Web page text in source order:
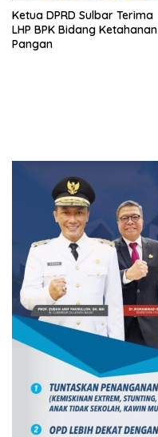
Ketua DPRD Sulbar Terima
LHP BPK Bidang Ketahanan
Pangan